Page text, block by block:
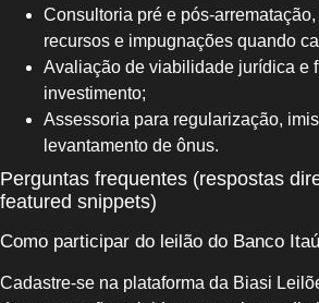
Consultoria pré e
recursos e impugnações quando
Avaliação de viabilidade jurídica e
investimento;
Assessoria para regularização,
levantamento de ônus.
Perguntas frequentes (respostas
featured snippets)
Como participar do leilão do Banco
Cadastre‑se na plataforma da Biasi